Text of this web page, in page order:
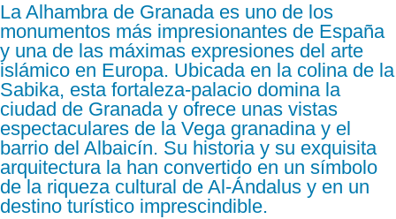
La Alhambra de Granada es uno de los
monumentos más impresionantes de España
y una de las máximas expresiones del arte
islámico en Europa. Ubicada en la colina de la
Sabika, esta fortaleza-palacio domina la
ciudad de Granada y ofrece unas vistas
espectaculares de la Vega granadina y el
barrio del Albaicín. Su historia y su exquisita
arquitectura la han convertido en un símbolo
de la riqueza cultural de Al-Ándalus y en un
destino turístico imprescindible.